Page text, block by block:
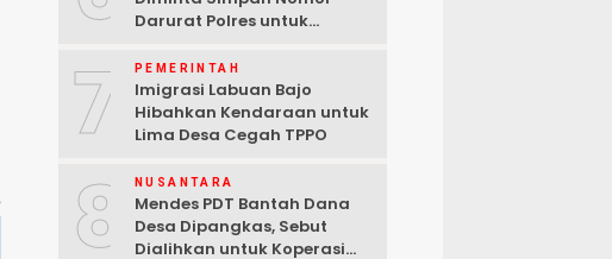
Darurat Polres untuk
7 PEMERINTAH
Imigrasi Labuan Bajo
Hibahkan Kendaraan untuk
Lima Desa Cegah TPPO
8 NUSANTARA
Mendes PDT Bantah Dana
Desa Dipangkas, Sebut
Dialihkan untuk Koperasi